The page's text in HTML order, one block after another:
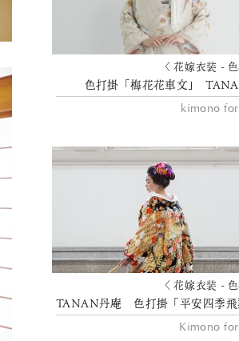
〈 花嫁衣装 - 色
色打掛「梅花花車文｣
kimono
〈 花嫁衣装 - 色
Kimono